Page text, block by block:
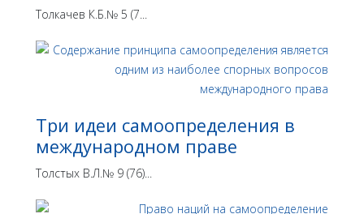
Толкачев К.Б.№ 5 (7...
Три идеи самоопределения в
международном праве
Толстых В.Л.№ 9 (76)...